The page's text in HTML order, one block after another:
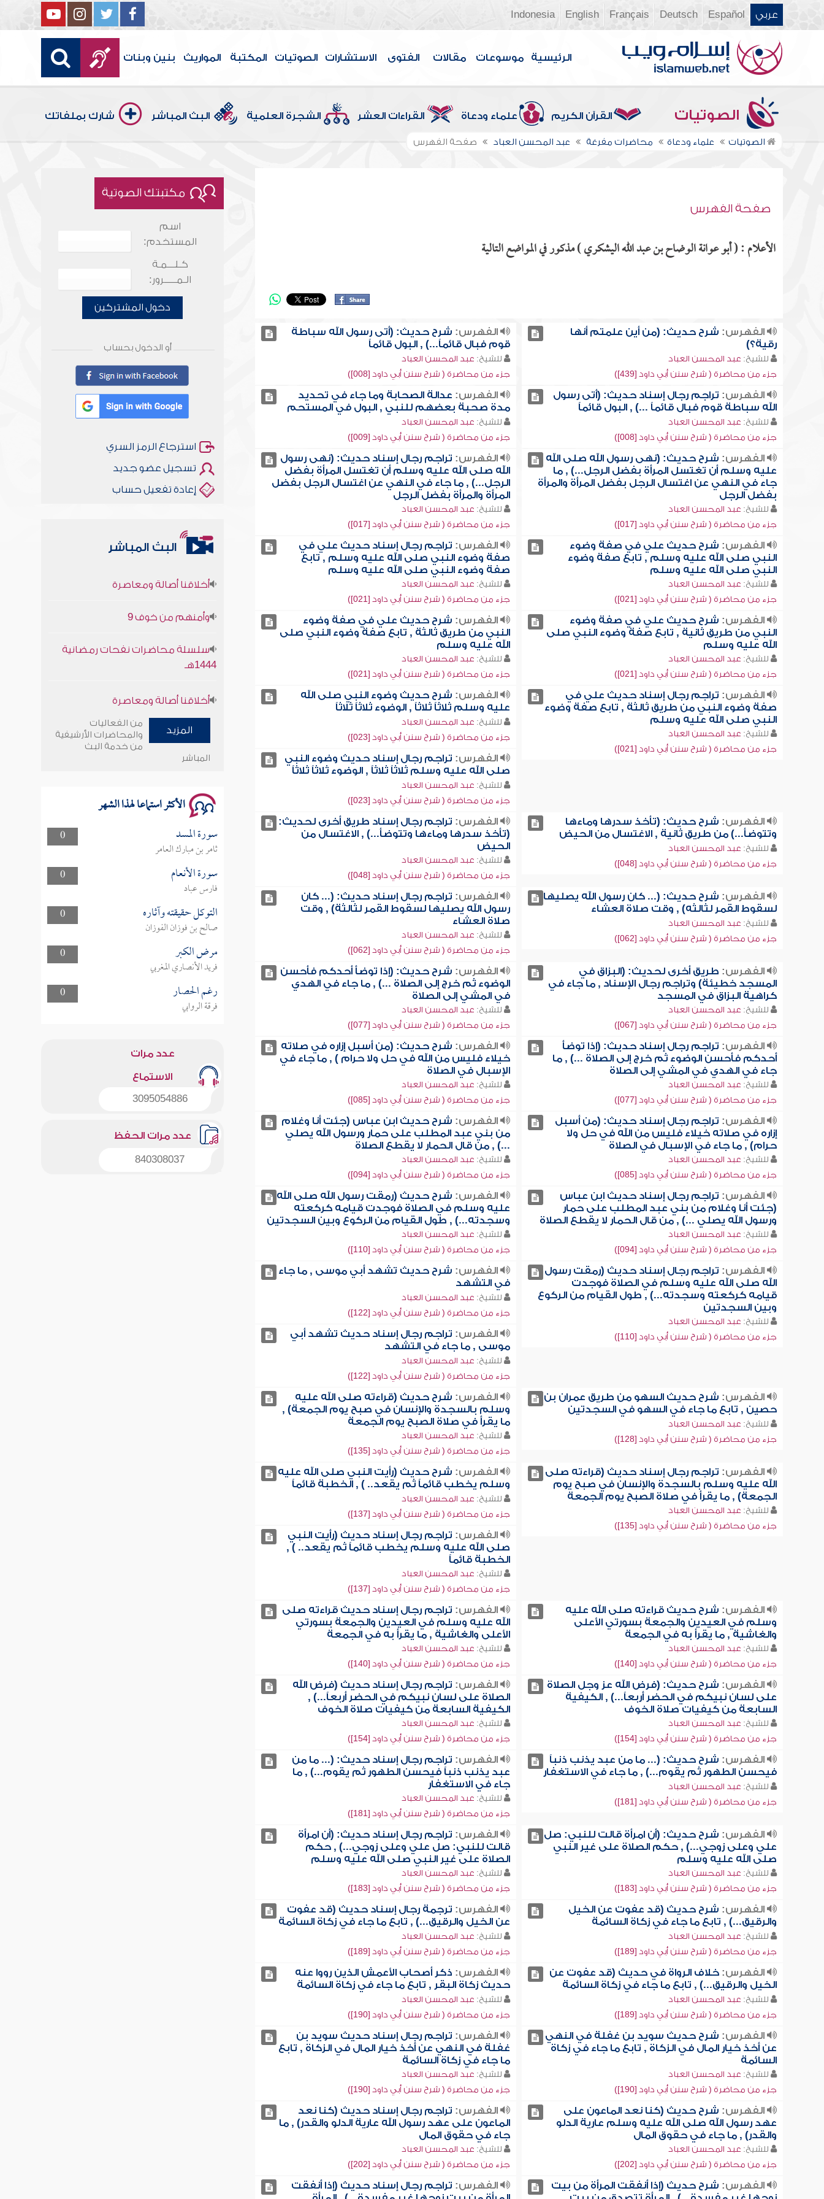
عربي Español
Deutsch
Français
English
Indonesia
الرئيسية موسوعات مقالات الفتوى الاستشارات الصوتيات المكتبة المواريث بنين وبنات
الصوتيات القرآن الكريم علماء ودعاة القراءات العشر الشجرة العلمية البث المباشر شارك بملفاتك
الصوتيات علماء ودعاة محاضرات مفرغة عبد المحسن العباد صفحة الفهرس
صفحة الفهرس
الأعلام : ( أبو عوانة الوضاح بن عبد الله اليشكري ) مذكور في المواضع التالية
الفهرس: شرح حديث: (من أين علمتم أنها
رقية؟)
للشيخ: عبد المحسن العباد
جزء من محاضرة ( شرح سنن أبي داود [439])
الفهرس: شرح حديث: (أتى رسول الله سباطة
قوم فبال قائماً...) , البول قائماً
للشيخ: عبد المحسن العباد
جزء من محاضرة ( شرح سنن أبي داود [008])
الفهرس: تراجم رجال إسناد حديث: (أتى رسول
الله سباطة قوم فبال قائماً ...) , البول قائماً
للشيخ: عبد المحسن العباد
جزء من محاضرة ( شرح سنن أبي داود [008])
الفهرس: عدالة الصحابة وما جاء في تحديد
مدة صحبة بعضهم للنبي , البول في المستحم
للشيخ: عبد المحسن العباد
جزء من محاضرة ( شرح سنن أبي داود [009])
الفهرس: شرح حديث: (نهى رسول الله صلى الله
عليه وسلم أن تغتسل المرأة بفضل الرجل...) , ما
جاء في النهي عن اغتسال الرجل بفضل المرأة والمرأة
بفضل الرجل
للشيخ: عبد المحسن العباد
جزء من محاضرة ( شرح سنن أبي داود [017])
الفهرس: تراجم رجال إسناد حديث: (نهى رسول
الله صلى الله عليه وسلم أن تغتسل المرأة بفضل
الرجل...) , ما جاء في النهي عن اغتسال الرجل بفضل
المرأة والمرأة بفضل الرجل
للشيخ: عبد المحسن العباد
جزء من محاضرة ( شرح سنن أبي داود [017])
الفهرس: شرح حديث علي في صفة وضوء
النبي صلى الله عليه وسلم , تابع صفة وضوء
النبي صلى الله عليه وسلم
للشيخ: عبد المحسن العباد
جزء من محاضرة ( شرح سنن أبي داود [021])
الفهرس: تراجم رجال إسناد حديث علي في
صفة وضوء النبي صلى الله عليه وسلم , تابع
صفة وضوء النبي صلى الله عليه وسلم
للشيخ: عبد المحسن العباد
جزء من محاضرة ( شرح سنن أبي داود [021])
الفهرس: شرح حديث علي في صفة وضوء
النبي من طريق ثانية , تابع صفة وضوء النبي صلى
الله عليه وسلم
للشيخ: عبد المحسن العباد
جزء من محاضرة ( شرح سنن أبي داود [021])
الفهرس: شرح حديث علي في صفة وضوء
النبي من طريق ثالثة , تابع صفة وضوء النبي صلى
الله عليه وسلم
للشيخ: عبد المحسن العباد
جزء من محاضرة ( شرح سنن أبي داود [021])
الفهرس: تراجم رجال إسناد حديث علي في
صفة وضوء النبي من طريق ثالثة , تابع صفة وضوء
النبي صلى الله عليه وسلم
للشيخ: عبد المحسن العباد
جزء من محاضرة ( شرح سنن أبي داود [021])
الفهرس: شرح حديث وضوء النبي صلى الله
عليه وسلم ثلاثاً ثلاثاً , الوضوء ثلاثاً ثلاثاً
للشيخ: عبد المحسن العباد
جزء من محاضرة ( شرح سنن أبي داود [023])
الفهرس: تراجم رجال إسناد حديث وضوء النبي
صلى الله عليه وسلم ثلاثاً ثلاثاً , الوضوء ثلاثاً ثلاثاً
للشيخ: عبد المحسن العباد
جزء من محاضرة ( شرح سنن أبي داود [023])
الفهرس: شرح حديث: (تأخذ سدرها وماءها
وتتوضأ...) من طريق ثانية , الاغتسال من الحيض
للشيخ: عبد المحسن العباد
جزء من محاضرة ( شرح سنن أبي داود [048])
الفهرس: تراجم رجال إسناد طريق أخرى لحديث:
(تأخذ سدرها وماءها وتتوضأ...) , الاغتسال من
الحيض
للشيخ: عبد المحسن العباد
جزء من محاضرة ( شرح سنن أبي داود [048])
الفهرس: شرح حديث: (... كان رسول الله يصليها
لسقوط القمر لثالثه) , وقت صلاة العشاء
للشيخ: عبد المحسن العباد
جزء من محاضرة ( شرح سنن أبي داود [062])
الفهرس: تراجم رجال إسناد حديث: (... كان
رسول الله يصليها لسقوط القمر لثالثة) , وقت
صلاة العشاء
للشيخ: عبد المحسن العباد
جزء من محاضرة ( شرح سنن أبي داود [062])
الفهرس: طريق أخرى لحديث: (البزاق في
المسجد خطيئة) وتراجم رجال الإسناد , ما جاء في
كراهية البزاق في المسجد
للشيخ: عبد المحسن العباد
جزء من محاضرة ( شرح سنن أبي داود [067])
الفهرس: شرح حديث: (إذا توضأ أحدكم فأحسن
الوضوء ثم خرج إلى الصلاة ...) , ما جاء في الهدي
في المشي إلى الصلاة
للشيخ: عبد المحسن العباد
جزء من محاضرة ( شرح سنن أبي داود [077])
الفهرس: تراجم رجال إسناد حديث: (إذا توضأ
أحدكم فأحسن الوضوء ثم خرج إلى الصلاة ...) , ما
جاء في الهدي في المشي إلى الصلاة
للشيخ: عبد المحسن العباد
جزء من محاضرة ( شرح سنن أبي داود [077])
الفهرس: شرح حديث: (من أسبل إزاره في صلاته
خيلاء فليس من الله في حل ولا حرام ) , ما جاء في
الإسبال في الصلاة
للشيخ: عبد المحسن العباد
جزء من محاضرة ( شرح سنن أبي داود [085])
الفهرس: تراجم رجال إسناد حديث: (من أسبل
إزاره في صلاته خيلاء فليس من الله في حل ولا
حرام) , ما جاء في الإسبال في الصلاة
للشيخ: عبد المحسن العباد
جزء من محاضرة ( شرح سنن أبي داود [085])
الفهرس: شرح حديث ابن عباس (جئت أنا وغلام
من بني عبد المطلب على حمار ورسول الله يصلي
...) , من قال الحمار لا يقطع الصلاة
للشيخ: عبد المحسن العباد
جزء من محاضرة ( شرح سنن أبي داود [094])
الفهرس: تراجم رجال إسناد حديث ابن عباس
(جئت أنا وغلام من بني عبد المطلب على حمار
ورسول الله يصلي ...) , من قال الحمار لا يقطع الصلاة
للشيخ: عبد المحسن العباد
جزء من محاضرة ( شرح سنن أبي داود [094])
الفهرس: شرح حديث (رمقت رسول الله صلى الله
عليه وسلم في الصلاة فوجدت قيامه كركعته
وسجدته...) , طول القيام من الركوع وبين السجدتين
للشيخ: عبد المحسن العباد
جزء من محاضرة ( شرح سنن أبي داود [110])
الفهرس: تراجم رجال إسناد حديث (رمقت رسول
الله صلى الله عليه وسلم في الصلاة فوجدت
قيامه كركعته وسجدته...) , طول القيام من الركوع
وبين السجدتين
للشيخ: عبد المحسن العباد
جزء من محاضرة ( شرح سنن أبي داود [110])
الفهرس: شرح حديث تشهد أبي موسى , ما جاء
في التشهد
للشيخ: عبد المحسن العباد
جزء من محاضرة ( شرح سنن أبي داود [122])
الفهرس: تراجم رجال إسناد حديث تشهد أبي
موسى , ما جاء في التشهد
للشيخ: عبد المحسن العباد
جزء من محاضرة ( شرح سنن أبي داود [122])
الفهرس: شرح حديث السهو من طريق عمران بن
حصين , تابع ما جاء في السهو في السجدتين
للشيخ: عبد المحسن العباد
جزء من محاضرة ( شرح سنن أبي داود [128])
الفهرس: شرح حديث (قراءته صلى الله عليه
وسلم بالسجدة والإنسان في صبح يوم الجمعة) ,
ما يقرأ في صلاة الصبح يوم الجمعة
للشيخ: عبد المحسن العباد
جزء من محاضرة ( شرح سنن أبي داود [135])
الفهرس: تراجم رجال إسناد حديث (قراءته صلى
الله عليه وسلم بالسجدة والإنسان في صبح يوم
الجمعة) , ما يقرأ في صلاة الصبح يوم الجمعة
للشيخ: عبد المحسن العباد
جزء من محاضرة ( شرح سنن أبي داود [135])
الفهرس: شرح حديث (رأيت النبي صلى الله عليه
وسلم يخطب قائماً ثم يقعد.. ) , الخطبة قائماً
للشيخ: عبد المحسن العباد
جزء من محاضرة ( شرح سنن أبي داود [137])
الفهرس: تراجم رجال إسناد حديث (رأيت النبي
صلى الله عليه وسلم يخطب قائماً ثم يقعد.. ) ,
الخطبة قائماً
للشيخ: عبد المحسن العباد
جزء من محاضرة ( شرح سنن أبي داود [137])
الفهرس: شرح حديث قراءته صلى الله عليه
وسلم في العيدين والجمعة بسورتي الأعلى
والغاشية , ما يقرأ به في الجمعة
للشيخ: عبد المحسن العباد
جزء من محاضرة ( شرح سنن أبي داود [140])
الفهرس: تراجم رجال إسناد حديث قراءته صلى
الله عليه وسلم في العيدين والجمعة بسورتي
الأعلى والغاشية , ما يقرأ به في الجمعة
للشيخ: عبد المحسن العباد
جزء من محاضرة ( شرح سنن أبي داود [140])
الفهرس: شرح حديث: (فرض الله عز وجل الصلاة
على لسان نبيكم في الحضر أربعاً...) , الكيفية
السابعة من كيفيات صلاة الخوف
للشيخ: عبد المحسن العباد
جزء من محاضرة ( شرح سنن أبي داود [154])
الفهرس: تراجم رجال إسناد حديث (فرض الله
الصلاة على لسان نبيكم في الحضر أربعاً...) ,
الكيفية السابعة من كيفيات صلاة الخوف
للشيخ: عبد المحسن العباد
جزء من محاضرة ( شرح سنن أبي داود [154])
الفهرس: شرح حديث: (... ما من عبد يذنب ذنباً
فيحسن الطهور ثم يقوم...) , ما جاء في الاستغفار
للشيخ: عبد المحسن العباد
جزء من محاضرة ( شرح سنن أبي داود [181])
الفهرس: تراجم رجال إسناد حديث: (... ما من
عبد يذنب ذنباً فيحسن الطهور ثم يقوم...) , ما
جاء في الاستغفار
للشيخ: عبد المحسن العباد
جزء من محاضرة ( شرح سنن أبي داود [181])
الفهرس: شرح حديث: (أن امرأة قالت للنبي: صل
علي وعلى زوجي...) , حكم الصلاة على غير النبي
صلى الله عليه وسلم
للشيخ: عبد المحسن العباد
جزء من محاضرة ( شرح سنن أبي داود [183])
الفهرس: تراجم رجال إسناد حديث: (أن امرأة
قالت للنبي: صل علي وعلى زوجي...) , حكم
الصلاة على غير النبي صلى الله عليه وسلم
للشيخ: عبد المحسن العباد
جزء من محاضرة ( شرح سنن أبي داود [183])
الفهرس: شرح حديث (قد عفوت عن الخيل
والرقيق...) , تابع ما جاء في زكاة السائمة
للشيخ: عبد المحسن العباد
جزء من محاضرة ( شرح سنن أبي داود [189])
الفهرس: ترجمة رجال إسناد حديث (قد عفوت
عن الخيل والرقيق...) , تابع ما جاء في زكاة السائمة
للشيخ: عبد المحسن العباد
جزء من محاضرة ( شرح سنن أبي داود [189])
الفهرس:خلاف الرواة في حديث (قد عفوت عن
الخيل والرقيق...) , تابع ما جاء في زكاة السائمة
للشيخ: عبد المحسن العباد
جزء من محاضرة ( شرح سنن أبي داود [189])
الفهرس: ذكر أصحاب الأعمش الذين رووا عنه
حديث زكاة البقر , تابع ما جاء في زكاة السائمة
للشيخ: عبد المحسن العباد
جزء من محاضرة ( شرح سنن أبي داود [190])
الفهرس: شرح حديث سويد بن غفلة في النهي
عن أخذ خيار المال في الزكاة , تابع ما جاء في زكاة
السائمة
للشيخ: عبد المحسن العباد
جزء من محاضرة ( شرح سنن أبي داود [190])
الفهرس: تراجم رجال إسناد حديث سويد بن
غفلة في النهي عن أخذ خيار المال في الزكاة , تابع
ما جاء في زكاة السائمة
للشيخ: عبد المحسن العباد
جزء من محاضرة ( شرح سنن أبي داود [190])
الفهرس: شرح حديث (كنا نعد الماعون على
عهد رسول الله صلى الله عليه وسلم عارية الدلو
والقدر) , ما جاء في حقوق المال
للشيخ: عبد المحسن العباد
جزء من محاضرة ( شرح سنن أبي داود [202])
الفهرس: تراجم رجال إسناد حديث (كنا نعد
الماعون على عهد رسول الله عارية الدلو والقدر) , ما
جاء في حقوق المال
للشيخ: عبد المحسن العباد
جزء من محاضرة ( شرح سنن أبي داود [202])
الفهرس: شرح حديث (إذا أنفقت المرأة من بيت
الفهرس: تراجم رجال إسناد حديث (إذا أنفقت
مكتبتك الصوتية
اسم
المستخدم:
كـلـــمـة
الـمـــــرور:
دخول المشتركين
أو الدخول بحساب
استرجاع الرمز السري
تسجيل عضو جديد
إعادة تفعيل حساب
البث المباشر
1444هـ
سلسلة محاضرات نفحات رمضانية
1444هـ
المزيد
من الفعاليات
والمحاضرات الأرشيفية
من خدمة البث
المباشر
الأكثر استماعا لهذا الشهر
0 سورة المسد
ثامر بن مبارك العامر
0
سورة الأنعام
فارس عباد
0
التوكل حقيقته وآثاره
صالح بن فوزان الفوزان
0
مرض الكبر
فريد الأنصاري المغربي
0
رغم الحصار
فرقة الروابي
عدد مرات
الاستماع
3095054886
عدد مرات الحفظ
840308037